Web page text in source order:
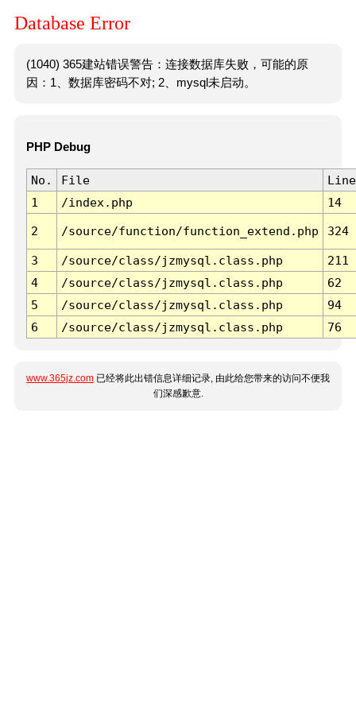
Database Error
(1040) 365建站错误警告：连接数据库失败，可能的原
因：1、数据库密码不对; 2、mysql未启动。
PHP Debug
No. File
Line
1
/index.php 14
2 /source/function/function_extend.php 324
3 /source/class/jzmysql.class.php
211
4
/source/class/jzmysql.class.php
62
5
/source/class/jzmysql.class.php
94
6
/source/class/jzmysql.class.php 76
www.365jz.com 已经将此出错信息详细记录, 由此给您带来的访问不便我
们深感歉意.